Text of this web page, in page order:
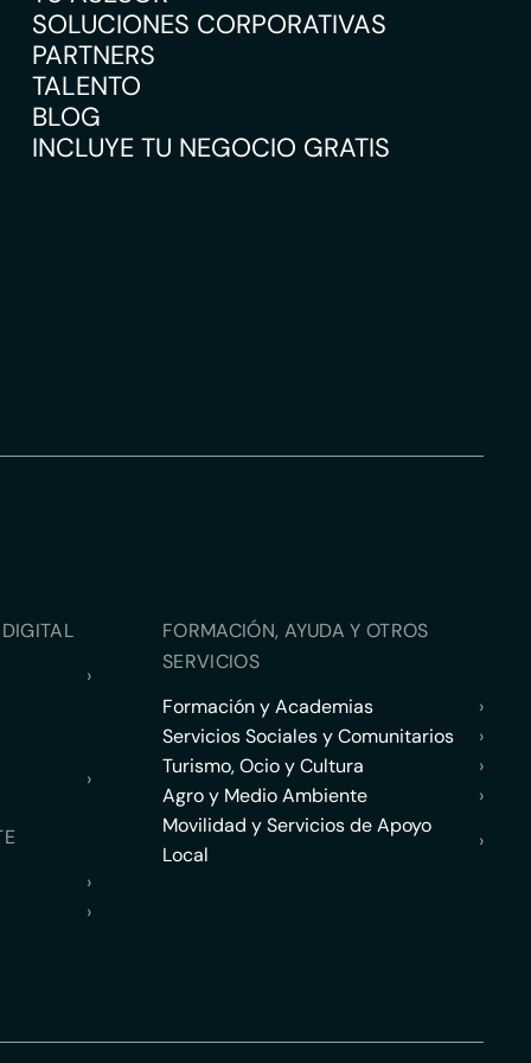
SOLUCIONES CORPORATIVAS
PARTNERS
TALENTO
BLOG
INCLUYE TU NEGOCIO GRATIS
›
›
›
›
FORMACIÓN, AYUDA Y OTROS
SERVICIOS
Formación y Academias
›
Servicios Sociales y Comunitarios
›
Turismo, Ocio y Cultura
›
Agro y Medio Ambiente
›
Movilidad y Servicios de Apoyo
Local
›